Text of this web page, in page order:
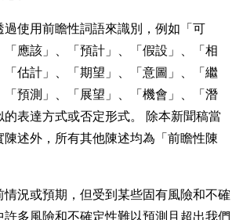
使用前瞻性詞語來識別，例如「可
應該」、「預計」、「假設」、「相
估計」、「期望」、「意圖」、「繼
預測」、「展望」、「機會」、「潛
表達方式或否定形式。 除本新聞稿當
述外，所有其他陳述均為「前瞻性陳
況或預期，但受到某些固有風險和不確
許多風險和不確定性難以預測且超出我們